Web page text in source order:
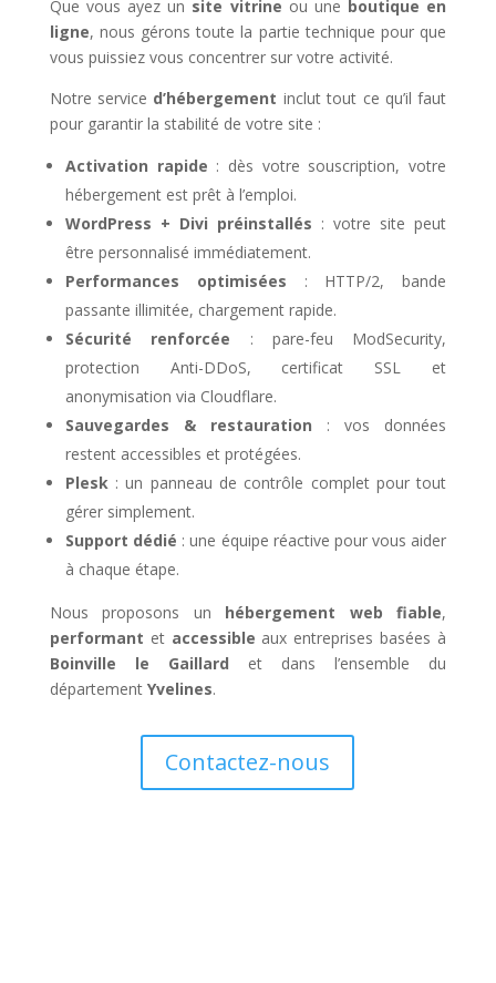
Que vous ayez un site vitrine ou une boutique en
ligne, nous gérons toute la partie technique pour que
vous puissiez vous concentrer sur votre activité.
Notre service d’hébergement inclut tout ce qu’il faut
pour garantir la stabilité de votre site :
Activation rapide : dès votre souscription, votre
hébergement est prêt à l’emploi.
WordPress + Divi préinstallés : votre site peut
être personnalisé immédiatement.
Performances optimisées : HTTP/2, bande
passante illimitée, chargement rapide.
Sécurité renforcée : pare-feu ModSecurity,
protection Anti-DDoS, certificat SSL et
anonymisation via Cloudflare.
Sauvegardes & restauration : vos données
restent accessibles et protégées.
Plesk: un panneau de contrôle complet pour tout
gérer simplement.
Support dédié : une équipe réactive pour vous aider
à chaque étape.
Nous proposons un hébergement web fiable,
performant et accessible aux entreprises basées à
Boinville le Gaillard et dans l’ensemble du
département Yvelines.
Contactez-nous